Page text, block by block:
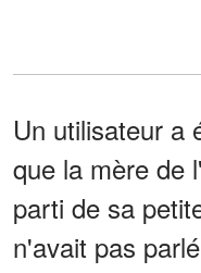
Un utilisateur a
que la mère de
parti de sa
n'avait pas